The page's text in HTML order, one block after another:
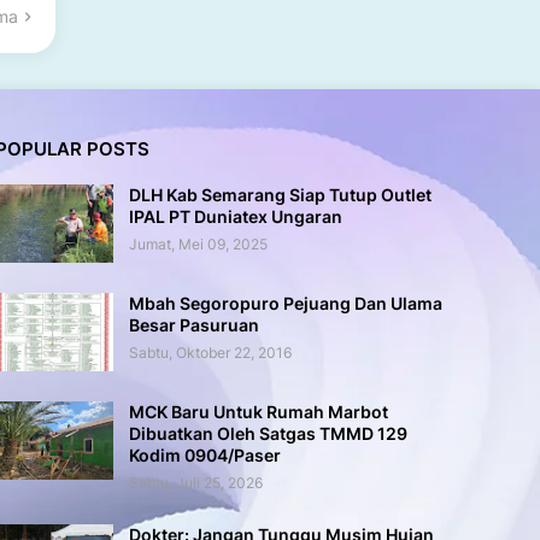
POSTS
DLH Kab Semarang Siap Tutup Outlet
IPAL PT Duniatex Ungaran
Jumat, Mei 09, 2025
Mbah Segoropuro Pejuang Dan Ulama
Besar Pasuruan
Sabtu, Oktober 22, 2016
MCK Baru Untuk Rumah Marbot
Dibuatkan Oleh Satgas TMMD 129
Kodim 0904/Paser
Sabtu, Juli 25, 2026
Dokter: Jangan Tunggu Musim Hujan